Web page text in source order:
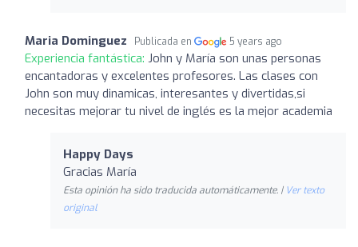
Maria Dominguez Publicada en 5 years ago
Experiencia fantástica: John y María son unas personas
encantadoras y excelentes profesores. Las clases con
John son muy dinamicas, interesantes y divertidas,si
necesitas mejorar tu nivel de inglés es la mejor academia
Happy Days
Gracias María
Esta opinión ha sido traducida automáticamente. | Ver texto
original